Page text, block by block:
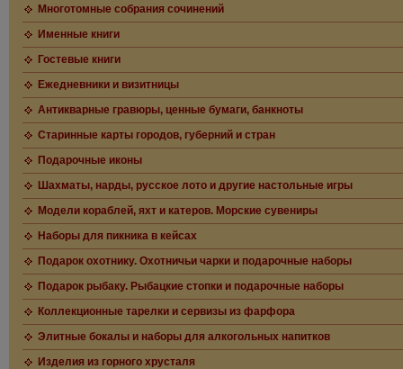
Многотомные собрания сочинений
Именные книги
Гостевые книги
Ежедневники и визитницы
Антикварные гравюры, ценные бумаги, банкноты
Старинные карты городов, губерний и стран
Подарочные иконы
Шахматы, нарды, русское лото и другие настольные игры
Модели кораблей, яхт и катеров. Морские сувениры
Наборы для пикника в кейсах
Подарок охотнику. Охотничьи чарки и подарочные наборы
Подарок рыбаку. Рыбацкие стопки и подарочные наборы
Коллекционные тарелки и сервизы из фарфора
Элитные бокалы и наборы для алкогольных напитков
Изделия из горного хрусталя